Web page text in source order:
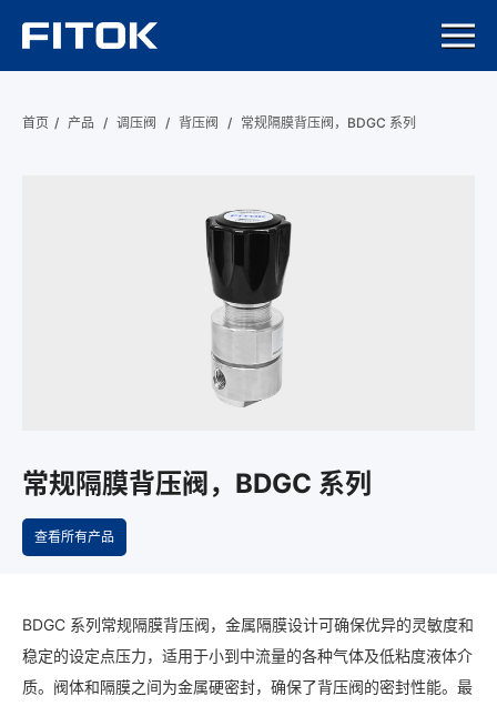
首页 / 产品 / 调压阀 / 背压阀 / 常规隔膜背压阀，BDGC 系列
常规隔膜背压阀，BDGC 系列
查看所有产品
BDGC 系列常规隔膜背压阀，金属隔膜设计可确保优异的灵敏度和
稳定的设定点压力，适用于小到中流量的各种气体及低粘度液体介
质。阀体和隔膜之间为金属硬密封，确保了背压阀的密封性能。最